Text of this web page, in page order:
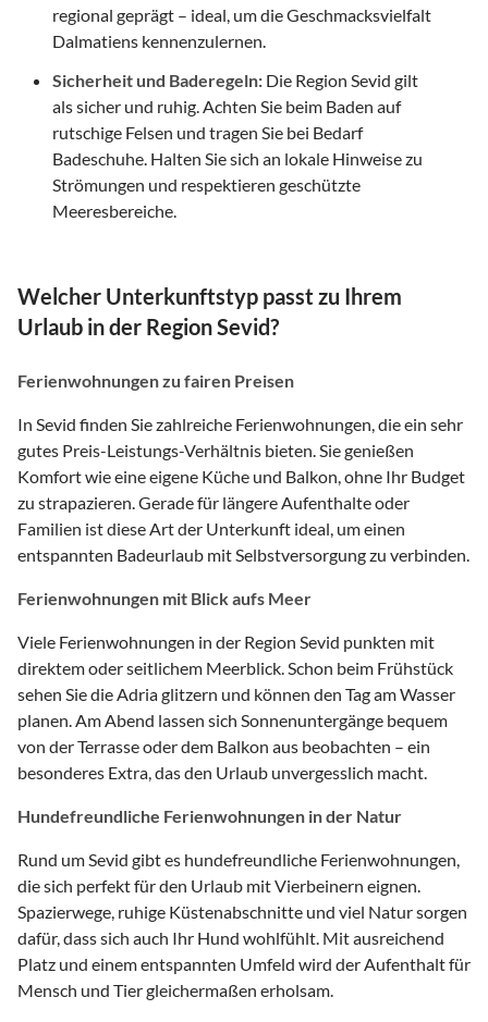
regional geprägt – ideal, um die Geschmacksvielfalt
Dalmatiens kennenzulernen.
Sicherheit und Baderegeln: Die Region Sevid gilt
als sicher und ruhig. Achten Sie beim Baden auf
rutschige Felsen und tragen Sie bei Bedarf
Badeschuhe. Halten Sie sich an lokale Hinweise zu
Strömungen und respektieren geschützte
Meeresbereiche.
Welcher Unterkunftstyp passt zu Ihrem
Urlaub in der Region Sevid?
Ferienwohnungen zu fairen Preisen
In Sevid finden Sie zahlreiche Ferienwohnungen, die ein sehr
gutes Preis-Leistungs-Verhältnis bieten. Sie genießen
Komfort wie eine eigene Küche und Balkon, ohne Ihr Budget
zu strapazieren. Gerade für längere Aufenthalte oder
Familien ist diese Art der Unterkunft ideal, um einen
entspannten Badeurlaub mit Selbstversorgung zu verbinden.
Ferienwohnungen mit Blick aufs Meer
Viele Ferienwohnungen in der Region Sevid punkten mit
direktem oder seitlichem Meerblick. Schon beim Frühstück
sehen Sie die Adria glitzern und können den Tag am Wasser
planen. Am Abend lassen sich Sonnenuntergänge bequem
von der Terrasse oder dem Balkon aus beobachten – ein
besonderes Extra, das den Urlaub unvergesslich macht.
Hundefreundliche Ferienwohnungen in der Natur
Rund um Sevid gibt es hundefreundliche Ferienwohnungen,
die sich perfekt für den Urlaub mit Vierbeinern eignen.
Spazierwege, ruhige Küstenabschnitte und viel Natur sorgen
dafür, dass sich auch Ihr Hund wohlfühlt. Mit ausreichend
Platz und einem entspannten Umfeld wird der Aufenthalt für
Mensch und Tier gleichermaßen erholsam.